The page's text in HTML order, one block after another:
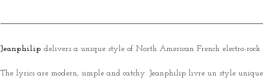
Jeanphilip delivers a unique style of North American French electro-
The lyrics are modern, simple and catchy. Jeanphilip livre un style